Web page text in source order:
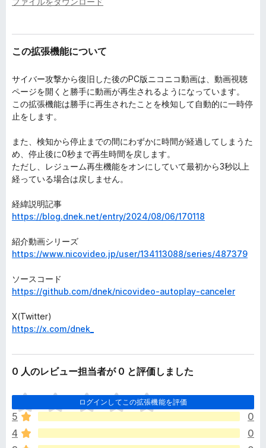
この拡張機能について
サイバー攻撃から復旧した後のPC版ニコニコ動画は、動画視聴
ページを開くと勝手に動画が再生されるようになっています。
この拡張機能は勝手に再生されたことを検知して自動的に一時停
止をします。
また、検知から停止までの間にわずかに時間が経過してしまうた
め、停止後に0秒まで再生時間を戻します。
ただし、レジューム再生機能をオンにしていて最初から3秒以上
経っている場合は戻しません。
経緯説明記事
https://blog.dnek.net/entry/2024/08/06/170118
紹介動画シリーズ
https://www.nicovideo.jp/user/134113088/series/487379
ソースコード
https://github.com/dnek/nicovideo-autoplay-canceler
X(Twitter)
https://x.com/dnek_
0 人のレビュー担当者が 0 と評価しました
ログインしてこの拡張機能を評価
ま
だ
評
価
5
0
4
0